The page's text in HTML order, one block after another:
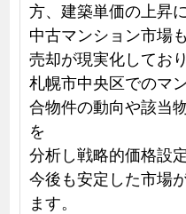
方、建築単価の上昇
中古マンション市場
売却が現実化しており
札幌市中央区でのマ
合物件の動向や該当
を
分析し戦略的価格設
今後も安定した市場
ます。